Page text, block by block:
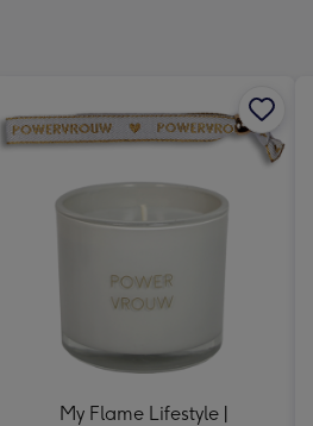
My Flame Lifestyle |